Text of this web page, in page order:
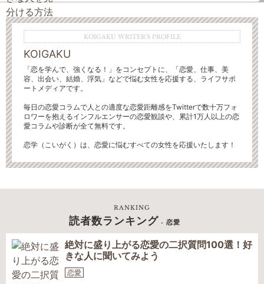
KOIGAKU WRITER'S PROFILE
KOIGAKU
「恋を学んで、強くなる！」をコンセプトに、「恋愛、仕事、美
容、出会い、結婚、浮気」などで悩む女性を応援する、ライフサポ
ートメディアです。
毎日の恋愛コラムで人との適度な恋愛距離感をTwitterで数十万フォ
ロワーを抱えるインフルエンサーの恋愛観談や、累計1万人以上の恋
愛コラムや診断が全て無料です。
恋学（こいがく）は、恋愛に悩むすべての女性を応援いたします！
RANKING
読者数ランキング - 恋愛
絶対に盛り上がる恋愛の二択質問100選！好
きな人に聞いてみよう
恋愛